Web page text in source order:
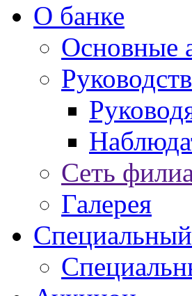
О банке
Основные
Сеть
Галерея